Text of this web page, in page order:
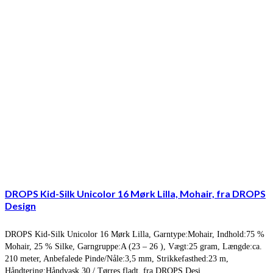
DROPS Kid-Silk Unicolor 16 Mørk Lilla, Mohair, fra DROPS
Design
DROPS Kid-Silk Unicolor 16 Mørk Lilla, Garntype:Mohair, Indhold:75 %
Mohair, 25 % Silke, Garngruppe:A (23 – 26 ), Vægt:25 gram, Længde:ca.
210 meter, Anbefalede Pinde/Nåle:3,5 mm, Strikkefasthed:23 m,
Håndtering:Håndvask 30 / Tørres fladt, fra DROPS Desi